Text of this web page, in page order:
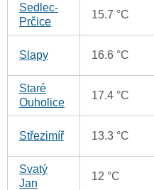
Sedlec-
Prčice
15.7 °C
Slapy 16.6 °C
Staré
Ouholice
17.4 °C
Střezimíř 13.3 °C
Svatý
Jan
12 °C